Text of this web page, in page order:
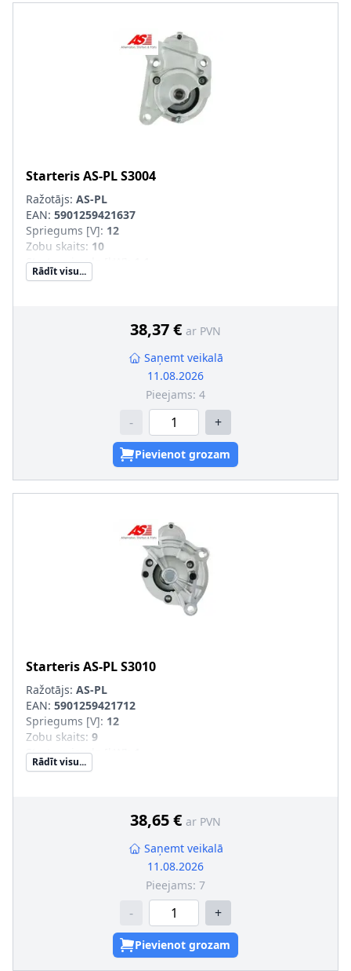
StarterisAS-PLS3004
Ražotājs: AS-PL
EAN: 5901259421637
Spriegums [V]: 12
Zobu skaits: 10
Startera jauda [kW]
Griešanās virziens
Vītņotu urbumu skaits: 4
Stiprināšanas urbumu skaits: 4
Rādīt visu...
38,37 € ar PVN
Saņemt veikalā
11.08.2026
Pieejams: 4
- +
Pievienot grozam
StarterisAS-PLS3010
Ražotājs: AS-PL
EAN: 5901259421712
Spriegums [V]: 12
Zobu skaits: 9
Startera jauda [kW]
Griešanās virziens
Stiprināšanas urbumu skaits:
Rādīt visu...
38,65 € ar PVN
Saņemt veikalā
11.08.2026
Pieejams: 7
- +
Pievienot grozam